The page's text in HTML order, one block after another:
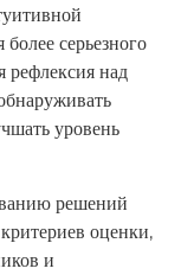
серьезного
рефлексия над
уровень
решений
оценки,
и